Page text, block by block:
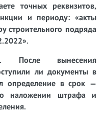
точных реквизитов,
и периоду: «акты
строительного подряда
После вынесения
ли документы в
определение в срок —
о наложении штрафа и